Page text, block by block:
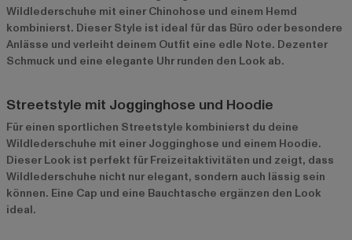
Wildlederschuhe mit einer Chinohose und einem Hemd
kombinierst. Dieser Style ist ideal für das Büro oder besondere
Anlässe und verleiht deinem Outfit eine edle Note. Dezenter
Schmuck und eine elegante Uhr runden den Look ab.
Streetstyle mit Jogginghose und Hoodie
Für einen sportlichen Streetstyle kombinierst du deine
Wildlederschuhe mit einer Jogginghose und einem Hoodie.
Dieser Look ist perfekt für Freizeitaktivitäten und zeigt, dass
Wildlederschuhe nicht nur elegant, sondern auch lässig sein
können. Eine Cap und eine Bauchtasche ergänzen den Look
ideal.